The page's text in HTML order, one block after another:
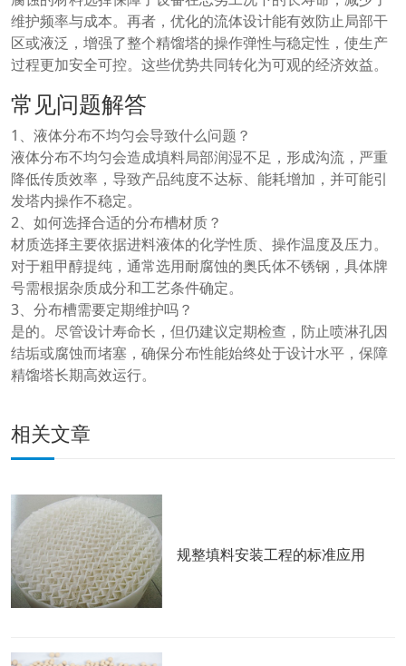
维护频率与成本。再者，优化的流体设计能有效防止局部干
区或液泛，增强了整个精馏塔的操作弹性与稳定性，使生产
过程更加安全可控。这些优势共同转化为可观的经济效益。
常见问题解答
1、液体分布不均匀会导致什么问题？
液体分布不均匀会造成填料局部润湿不足，形成沟流，严重
降低传质效率，导致产品纯度不达标、能耗增加，并可能引
发塔内操作不稳定。
2、如何选择合适的分布槽材质？
材质选择主要依据进料液体的化学性质、操作温度及压力。
对于粗甲醇提纯，通常选用耐腐蚀的奥氏体不锈钢，具体牌
号需根据杂质成分和工艺条件确定。
3、分布槽需要定期维护吗？
是的。尽管设计寿命长，但仍建议定期检查，防止喷淋孔因
结垢或腐蚀而堵塞，确保分布性能始终处于设计水平，保障
精馏塔长期高效运行。
相关文章
规整填料安装工程的标准应用